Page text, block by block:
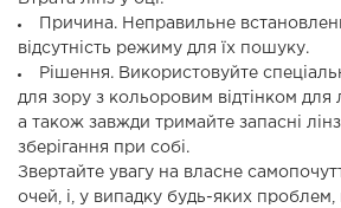
Причина. Неправильне
відсутність режиму для їх пошуку.
Рішення. Використовуйте
для зору з кольоровим відтінком для
а також завжди тримайте запасні
зберігання при собі.
Звертайте увагу на власне
очей, і, у випадку будь-яких